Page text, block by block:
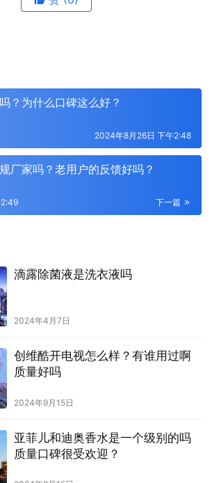
？为什么口碑这么好？
2024年8月26日 下午2:48
厂家吗？老用户的反馈好吗？
下一篇
滴露除菌液是洗衣液吗
2024年4月7日
创维酷开电视怎么样？有谁用过啊
质量好吗
2024年9月15日
亚菲儿和迪奥香水是一个级别的吗
质量口碑很受欢迎？